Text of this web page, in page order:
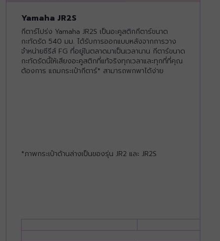
Yamaha JR2S
กีตาร์โปร่ง Yamaha JR2S เป็นอะคูสติกกีตาร์ขนาด
กะทัดรัด 540 มม. ได้รับการออกแบบหลังจากการวาง
จำหน่ายซีรีส์ FG ที่อยู่ในตลาดมาเป็นเวลานาน กีตาร์ขนาด
กะทัดรัดนี้ให้เสียงอะคูสติกที่แท้จริงทุกเวลาและทุกที่ที่คุณ
ต้องการ แถมกระเป๋ากีตาร์* สามารถพกพาได้ง่าย
*ภาพกระเป๋าด้านล่างเป็นของรุ่น JR2 และ JR2S